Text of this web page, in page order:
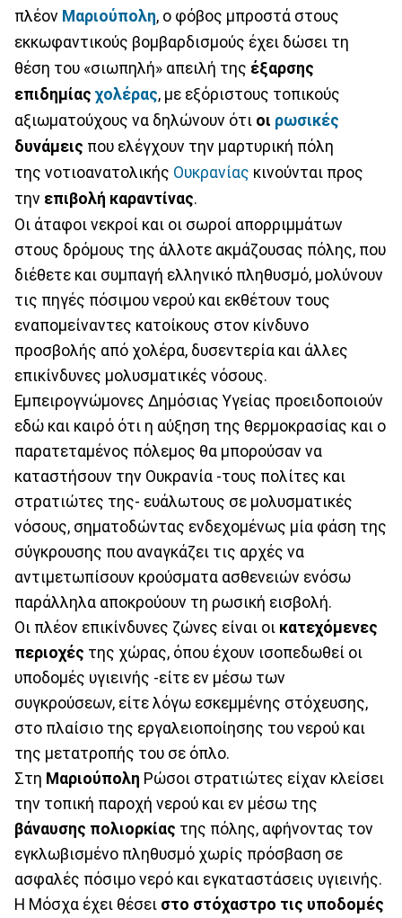
πλέον Μαριούπολη, ο φόβος μπροστά στους
εκκωφαντικούς βομβαρδισμούς έχει δώσει τη
θέση του «σιωπηλή» απειλή της έξαρσης
επιδημίας χολέρας, με εξόριστους τοπικούς
αξιωματούχους να δηλώνουν ότι οι ρωσικές
δυνάμεις που ελέγχουν την μαρτυρική πόλη
της νοτιοανατολικής Ουκρανίας κινούνται προς
την επιβολή καραντίνας.
Οι άταφοι νεκροί και οι σωροί απορριμμάτων
στους δρόμους της άλλοτε ακμάζουσας πόλης, που
διέθετε και συμπαγή ελληνικό πληθυσμό, μολύνουν
τις πηγές πόσιμου νερού και εκθέτουν τους
εναπομείναντες κατοίκους στον κίνδυνο
προσβολής από χολέρα, δυσεντερία και άλλες
επικίνδυνες μολυσματικές νόσους.
Εμπειρογνώμονες Δημόσιας Υγείας προειδοποιούν
εδώ και καιρό ότι η αύξηση της θερμοκρασίας και ο
παρατεταμένος πόλεμος θα μπορούσαν να
καταστήσουν την Ουκρανία -τους πολίτες και
στρατιώτες της- ευάλωτους σε μολυσματικές
νόσους, σηματοδώντας ενδεχομένως μία φάση της
σύγκρουσης που αναγκάζει τις αρχές να
αντιμετωπίσουν κρούσματα ασθενειών ενόσω
παράλληλα αποκρούουν τη ρωσική εισβολή.
Οι πλέον επικίνδυνες ζώνες είναι οι κατεχόμενες
περιοχές της χώρας, όπου έχουν ισοπεδωθεί οι
υποδομές υγιεινής -είτε εν μέσω των
συγκρούσεων, είτε λόγω εσκεμμένης στόχευσης,
στο πλαίσιο της εργαλειοποίησης του νερού και
της μετατροπής του σε όπλο.
Στη Μαριούπολη Ρώσοι στρατιώτες είχαν κλείσει
την τοπική παροχή νερού και εν μέσω της
βάναυσης πολιορκίας της πόλης, αφήνοντας τον
εγκλωβισμένο πληθυσμό χωρίς πρόσβαση σε
ασφαλές πόσιμο νερό και εγκαταστάσεις υγιεινής.
Η Μόσχα έχει θέσει στο στόχαστρο τις υποδομές